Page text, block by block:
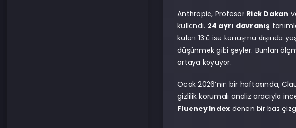
Anthropic, Profesör Rick Dakan
kullandı. 24 ayrı davranış
kalan 13’ü ise konuşma dışında
düşünmek gibi şeyler. Bunları
ortaya koyuyor.
Ocak 2026’nın bir haftasında,
gizlilik korumalı analiz aracıyla
Fluency Index denen bir baz